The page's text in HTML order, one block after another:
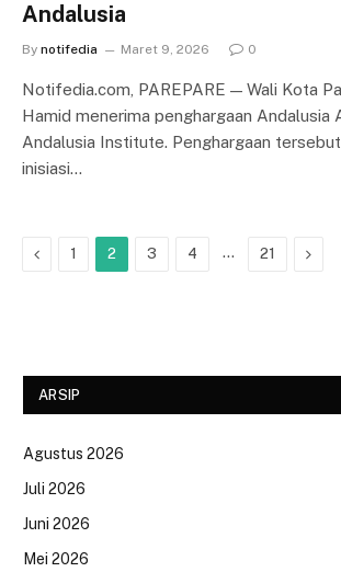
Andalusia
By notifedia Maret 9, 2026 0
Notifedia.com, PAREPARE — Wali Kota
Hamid menerima penghargaan Andalusia
Andalusia Institute. Penghargaan
inisiasi…
Previous
1 2 3 4 … 21 Next
ARSIP
Agustus 2026
Juli 2026
Juni 2026
Mei 2026